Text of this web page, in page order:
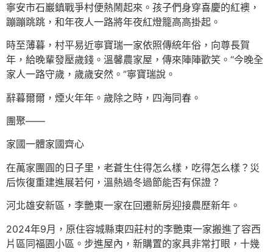
寧安市石巖鎮戰爭村便熱鬧起來。孩子們身穿喜慶的紅襖，
蹦蹦跳跳，和年夜人一路將年夜紅燈籠高高掛起。
時至薄暮，村平易近寧寶瑞一家依照傳統年俗，向尊長賀
年，給晚輩發壓歲錢。溫馨農家屋，傳來陣陣歡笑。“今晚全
家人一路守歲，歲歲安然。”寧寶瑞說。
辭暮爾爾，煙火年年。歲除之時，四海同春。
團聚——
家國一體家國齊心
在萬家團圓的日子里，老蒼生住得怎么樣，吃得怎么樣？災
后恢復重建進展若何，溫熱過冬過節能否有保證？
河北雄安新區，李艷東一家在回遷新房迎接農歷新年。
2024年9月，原住容城縣東四莊村的李艷東一家搬進了容西
片區同福園小區。步進屋內，新購置的家具非常打眼，十幾